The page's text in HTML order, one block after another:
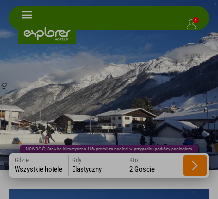
1
NOWOŚĆ: Stawka klimatyczna 10% premii za noclegi w przypadku podróży pociągiem
Gdzie
Wszystkie hotele
Gdy
Elastyczny
Kto
2 Goście